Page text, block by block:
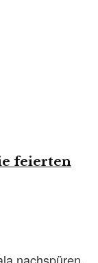
feierten